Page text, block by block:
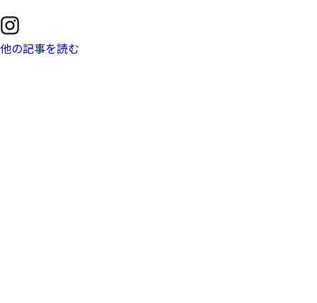
他の記事を読む